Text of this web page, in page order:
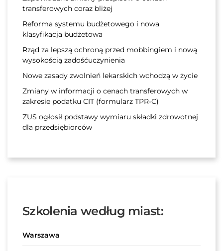
transferowych coraz bliżej
Reforma systemu budżetowego i nowa
klasyfikacja budżetowa
Rząd za lepszą ochroną przed mobbingiem i nową
wysokością zadośćuczynienia
Nowe zasady zwolnień lekarskich wchodzą w życie
Zmiany w informacji o cenach transferowych w
zakresie podatku CIT (formularz TPR-C)
ZUS ogłosił podstawy wymiaru składki zdrowotnej
dla przedsiębiorców
Szkolenia według miast:
Warszawa